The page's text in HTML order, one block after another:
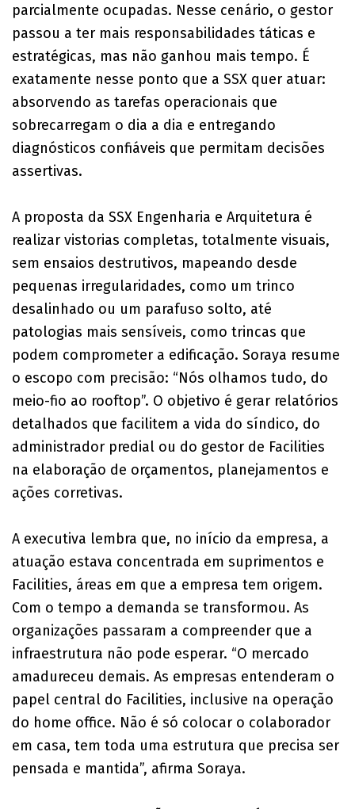
parcialmente ocupadas. Nesse cenário, o gestor
passou a ter mais responsabilidades táticas e
estratégicas, mas não ganhou mais tempo. É
exatamente nesse ponto que a SSX quer atuar:
absorvendo as tarefas operacionais que
sobrecarregam o dia a dia e entregando
diagnósticos confiáveis que permitam decisões
assertivas.
A proposta da SSX Engenharia e Arquitetura é
realizar vistorias completas, totalmente visuais,
sem ensaios destrutivos, mapeando desde
pequenas irregularidades, como um trinco
desalinhado ou um parafuso solto, até
patologias mais sensíveis, como trincas que
podem comprometer a edificação. Soraya resume
o escopo com precisão: “Nós olhamos tudo, do
meio-fio ao rooftop”. O objetivo é gerar relatórios
detalhados que facilitem a vida do síndico, do
administrador predial ou do gestor de Facilities
na elaboração de orçamentos, planejamentos e
ações corretivas.
A executiva lembra que, no início da empresa, a
atuação estava concentrada em suprimentos e
Facilities, áreas em que a empresa tem origem.
Com o tempo a demanda se transformou. As
organizações passaram a compreender que a
infraestrutura não pode esperar. “O mercado
amadureceu demais. As empresas entenderam o
papel central do Facilities, inclusive na operação
do home office. Não é só colocar o colaborador
em casa, tem toda uma estrutura que precisa ser
pensada e mantida”, afirma Soraya.